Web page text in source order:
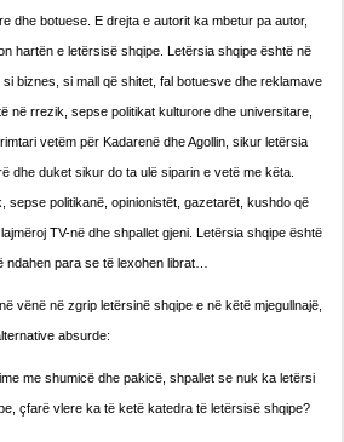
dhe botuese. E drejta e autorit ka mbetur pa autor,
hartën e letërsisë shqipe. Letërsia shqipe është në
biznes, si mall që shitet, fal botuesve dhe reklamave
në rrezik, sepse politikat kulturore dhe universitare,
vetëm për Kadarenë dhe Agollin, sikur letërsia
dhe duket sikur do ta ulë siparin e vetë me këta.
sepse politikanë, opinionistët, gazetarët, kushdo që
TV-në dhe shpallet gjeni. Letërsia shqipe është
para se të lexohen librat…
vënë në zgrip letërsinë shqipe e në këtë mjegullnajë,
absurde:
me shumicë dhe pakicë, shpallet se nuk ka letërsi
çfarë vlere ka të ketë katedra të letërsisë shqipe?